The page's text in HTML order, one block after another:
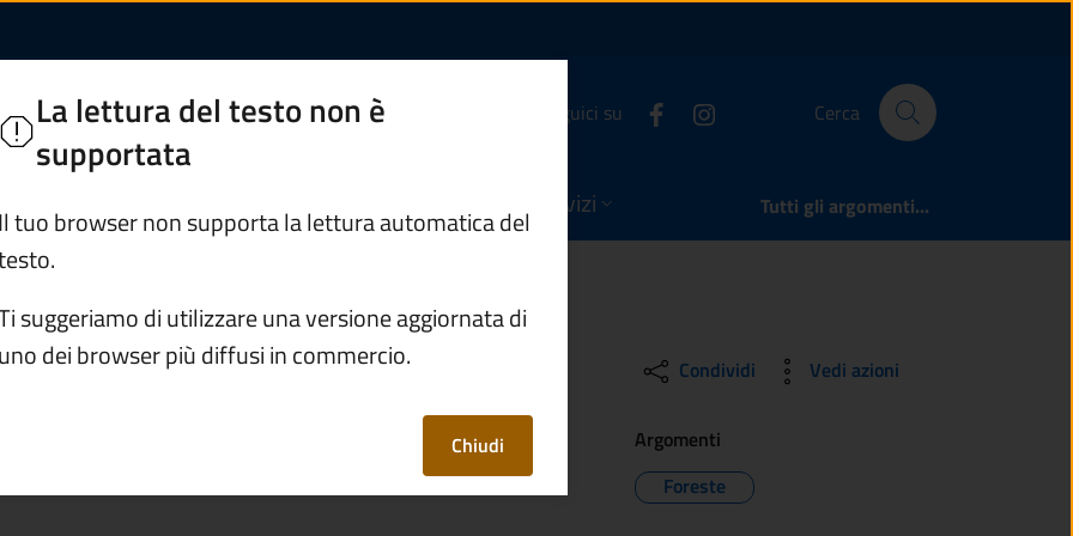
Montana di Valle Camonica
di Valle Camonica Seguici su Cerca
Organizzazione e servizi Tutti gli argomenti...
Cartografia AIB
Condividi Vedi azioni
La lettura del testo non è
supportata
Il tuo browser non supporta la lettura automatica del
suggeriamo di utilizzare una versione aggiornata di
uno dei browser più diffusi in commercio.
Chiudi
Argomenti
Foreste